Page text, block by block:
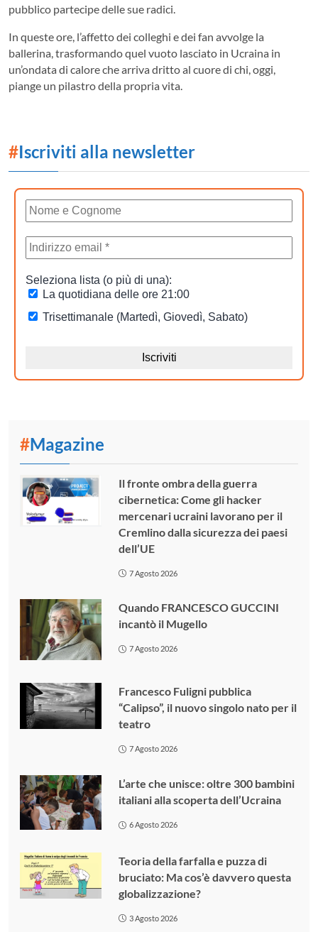
pubblico partecipe delle sue radici.
In queste ore, l’affetto dei colleghi e dei fan avvolge la
ballerina, trasformando quel vuoto lasciato in Ucraina in
un’ondata di calore che arriva dritto al cuore di chi, oggi,
piange un pilastro della propria vita.
#Iscriviti alla newsletter
#Magazine
Il fronte ombra della guerra
cibernetica: Come gli hacker
mercenari ucraini lavorano per il
Cremlino dalla sicurezza dei paesi
dell’UE
7 Agosto 2026
Quando FRANCESCO GUCCINI
incantò il Mugello
7 Agosto 2026
Francesco Fuligni pubblica
“Calipso”, il nuovo singolo nato per il
teatro
7 Agosto 2026
L’arte che unisce: oltre 300 bambini
italiani alla scoperta dell’Ucraina
6 Agosto 2026
Teoria della farfalla e puzza di
bruciato: Ma cos’è davvero questa
globalizzazione?
3 Agosto 2026